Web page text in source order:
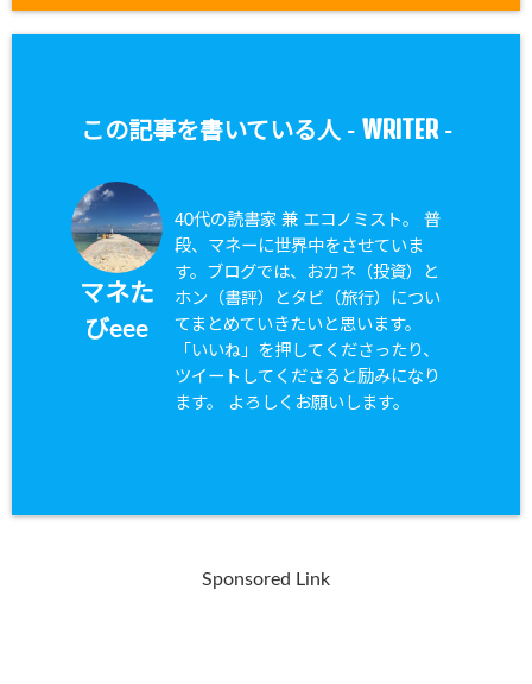
この記事を書いている人 - WRITER-
マネた
びeee
40代の読書家 兼 エコノミスト。 普
段、マネーに世界中をさせていま
す。ブログでは、おカネ（投資）と
ホン（書評）とタビ（旅行）につい
てまとめていきたいと思います。
「いいね」を押してくださったり、
ツイートしてくださると励みになり
ます。 よろしくお願いします。
Sponsored Link